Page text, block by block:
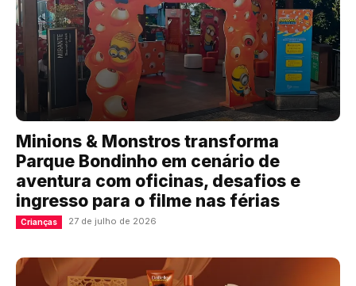
Minions & Monstros transforma
Parque Bondinho em cenário de
aventura com oficinas, desafios e
ingresso para o filme nas férias
Crianças 27 de julho de 2026